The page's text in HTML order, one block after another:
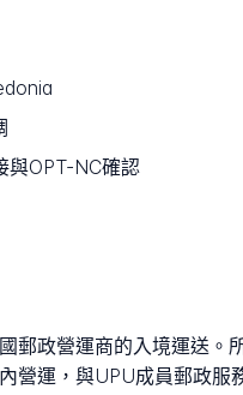
與OPT-NC確認
郵政營運商的入境運送。
營運，與UPU成員郵政服